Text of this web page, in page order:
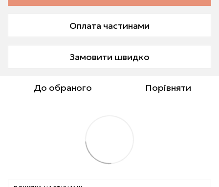
Оплата частинами
Замовити швидко
До обраного Порівняти